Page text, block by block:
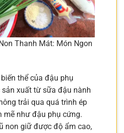
Thanh Mát: Món Ngon
thể của đậu phụ
xuất từ sữa đậu nành
trải qua quá trình ép
mẽ như đậu phụ cứng.
non giữ được độ ẩm cao,